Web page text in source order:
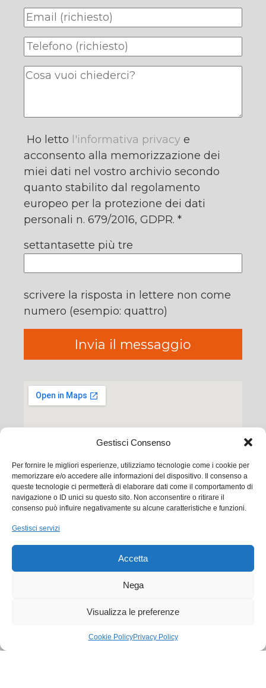
Gestisci Consenso
Per fornire le migliori esperienze, utilizziamo tecnologie come i cookie per
memorizzare e/o accedere alle informazioni del dispositivo. Il consenso a
queste tecnologie ci permetterà di elaborare dati come il comportamento di
navigazione o ID unici su questo sito. Non acconsentire o ritirare il
consenso può influire negativamente su alcune caratteristiche e funzioni.
Gestisci servizi
Accetta
Nega
Visualizza le preferenze
Cookie PolicyPrivacy Policy
Ho letto l'informativa privacy e
acconsento alla memorizzazione dei
miei dati nel vostro archivio secondo
quanto stabilito dal regolamento
europeo per la protezione dei dati
personali n. 679/2016, GDPR. *
settantasette più tre
scrivere la risposta in lettere non come
numero (esempio: quattro)
Ego Communication srl
Via Francesco Baracca, 88 50127 Firenze
Tel. +39 0556533256
commerciale@ego.it